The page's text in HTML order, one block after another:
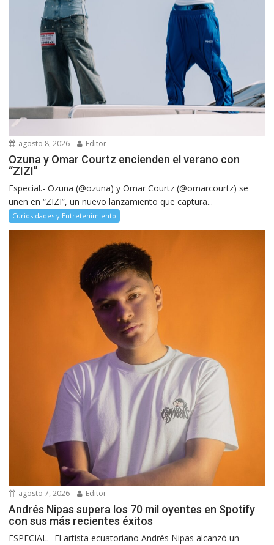
agosto 8, 2026 Editor
Ozuna y Omar Courtz encienden el verano con
“ZIZI”
Especial.- Ozuna (@ozuna) y Omar Courtz (@omarcourtz) se
unen en “ZIZI”, un nuevo lanzamiento que captura...
Curiosidades y Entretenimiento
agosto 7, 2026 Editor
Andrés Nipas supera los 70 mil oyentes en Spotify
con sus más recientes éxitos
ESPECIAL.- El artista ecuatoriano Andrés Nipas alcanzó un